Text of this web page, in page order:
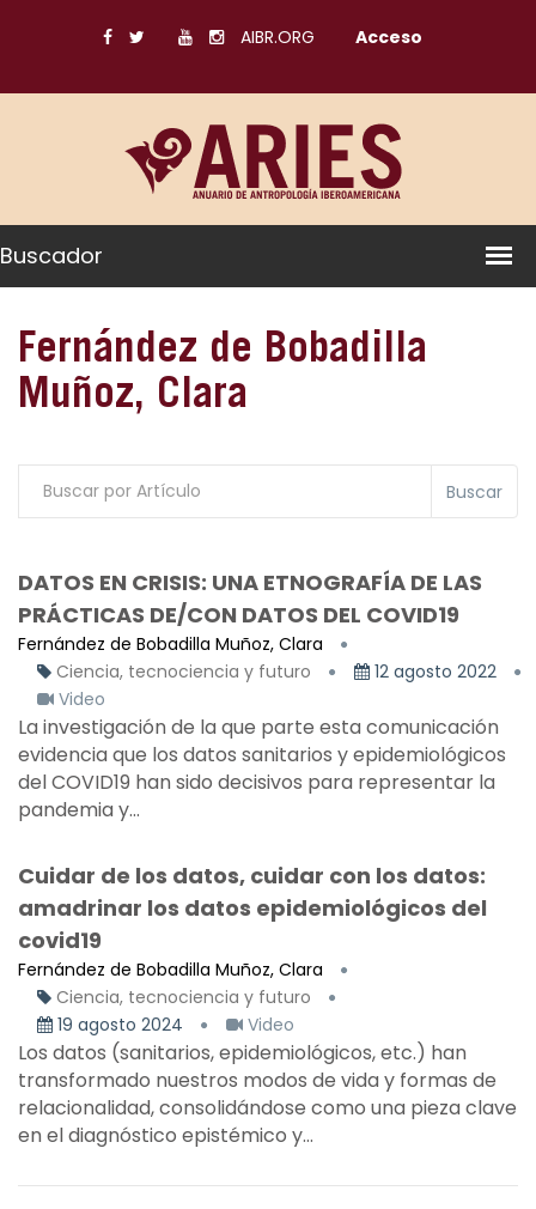
AIBR.ORG Acceso
Buscador
Fernández de Bobadilla
Muñoz, Clara
Buscar
DATOS EN CRISIS: UNA ETNOGRAFÍA DE LAS
PRÁCTICAS DE/CON DATOS DEL COVID19
Fernández de Bobadilla Muñoz, Clara
Ciencia, tecnociencia y futuro
12 agosto 2022
Video
La investigación de la que parte esta comunicación
evidencia que los datos sanitarios y epidemiológicos
del COVID19 han sido decisivos para representar la
pandemia y...
Cuidar de los datos, cuidar con los datos:
amadrinar los datos epidemiológicos del
covid19
Fernández de Bobadilla Muñoz, Clara
Ciencia, tecnociencia y futuro
19 agosto 2024
Video
Los datos (sanitarios, epidemiológicos, etc.) han
transformado nuestros modos de vida y formas de
relacionalidad, consolidándose como una pieza clave
en el diagnóstico epistémico y...